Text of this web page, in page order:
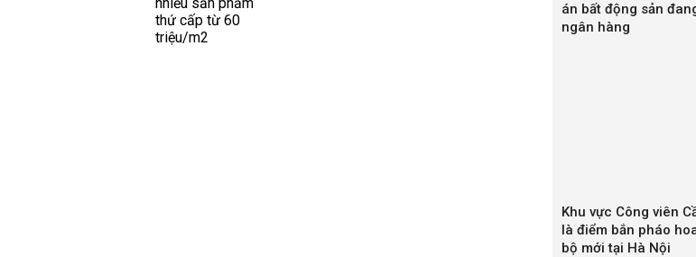
án bất động sản
ngân hàng
Khu vực Công viên
là điểm bắn pháo
bộ mới tại Hà Nội